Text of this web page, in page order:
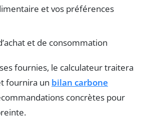
et vos préférences
et de consommation
fournies, le calculateur traitera
fournira un bilan carbone
concrètes pour